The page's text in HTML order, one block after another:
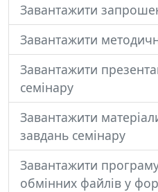
Завантажити
Завантажити
Завантажити
семінару
Завантажити
завдань семінару
Завантажити
обмінних файлів у